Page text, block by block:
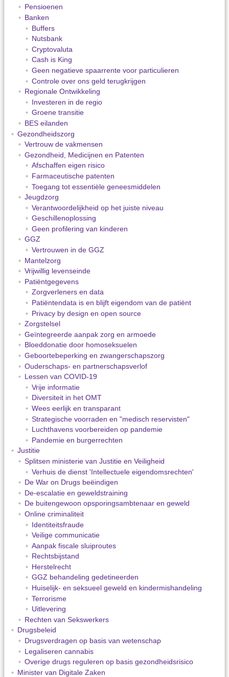
Pensioenen
Banken
Buffers
Nutsbank
Cryptovaluta
Cash is King
Geen negatieve spaarrente voor particulieren
Controle over ons geld terugkrijgen
Regionale Ontwikkeling
Investeren in de regio
Groene transitie
BES eilanden
Gezondheidszorg
Vertrouw de vakmensen
Gezondheid, Medicijnen en Patenten
Afschaffen eigen risico
Farmaceutische patenten
Toegang tot essentiële geneesmiddelen
Jeugdzorg
Verantwoordelijkheid op het juiste niveau
Geschillenoplossing
Geen profilering van kinderen
GGZ
Vertrouwen in de GGZ
Mantelzorg
Vrijwillig levenseinde
Patiëntgegevens
Zorgverleners en data
Patiëntendata is en blijft eigendom van de patiënt
Privacy by design en open source
Zorgstelsel
Geïntegreerde aanpak zorg en armoede
Bloeddonatie door homoseksuelen
Geboortebeperking en zwangerschapszorg
Ouderschaps- en partnerschapsverlof
Lessen van COVID-19
Vrije informatie
Diversiteit in het OMT
Wees eerlijk en transparant
Strategische voorraden en "medisch reservisten"
Luchthavens voorbereiden op pandemie
Pandemie en burgerrechten
Justitie
Splitsen ministerie van Justitie en Veiligheid
Verhuis de dienst 'Intellectuele eigendomsrechten'
De War on Drugs beëindigen
De-escalatie en geweldstraining
De buitengewoon opsporingsambtenaar en geweld
Online criminaliteit
Identiteitsfraude
Veilige communicatie
Aanpak fiscale sluiproutes
Rechtsbijstand
Herstelrecht
GGZ behandeling gedetineerden
Huiselijk- en seksueel geweld en kindermishandeling
Terrorisme
Uitlevering
Rechten van Sekswerkers
Drugsbeleid
Drugsverdragen op basis van wetenschap
Legaliseren cannabis
Overige drugs reguleren op basis gezondheidsrisico
Minister van Digitale Zaken